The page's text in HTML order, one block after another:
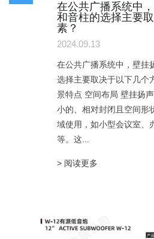
在公共广播系统中
和音柱的选择主要
素？
2024.09.13
在公共广播系统中，壁挂
选择主要取决于以下几
景特点 空间布局 壁挂扬
小的、相对封闭且空间形
域使用，如小型会议室、
等。这...
> 阅读更多